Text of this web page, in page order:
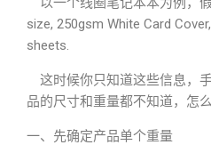
size, 250gsm White Card
sheets.
这时候你只知道这些信息，
品的尺寸和重量都不知道，怎么
一、先确定产品单个重量